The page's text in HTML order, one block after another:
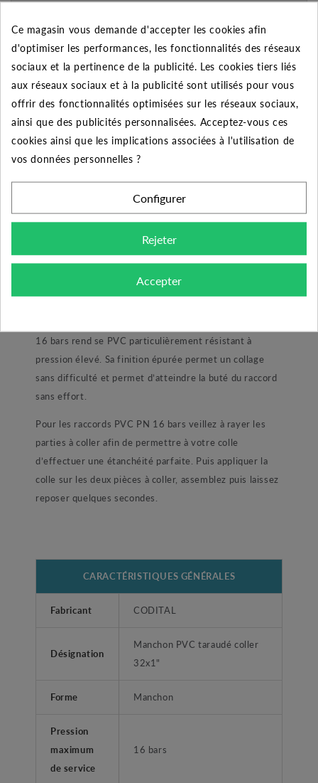
Quantité Vous économisez
5 2% Jusqu'à 0,11 €
50 10% Jusqu'à 5,30 €
DESCRIPTION DU PRODUIT
Découvrez la meilleure qualité des raccords PVC à
coller avec ce manchon 32x1" femelle sur les deux
raccordements. Un raccord performant prévue pour les
16 bars rend se PVC particulièrement résistant à
pression élevé. Sa finition épurée permet un collage
sans difficulté et permet d’atteindre la buté du raccord
sans effort.
Pour les raccords PVC PN 16 bars veillez à rayer les
parties à coller afin de permettre à votre colle
d’effectuer une étanchéité parfaite. Puis appliquer la
colle sur les deux pièces à coller, assemblez puis laissez
reposer quelques secondes.
CARACTÉRISTIQUES GÉNÉRALES
Fabricant CODITAL
Désignation
Manchon PVC taraudé coller
32x1"
Forme Manchon
Pression
maximum
de service
16 bars
Ce magasin vous demande d'accepter les cookies afin
d'optimiser les performances, les fonctionnalités des réseaux
sociaux et la pertinence de la publicité. Les cookies tiers liés
aux réseaux sociaux et à la publicité sont utilisés pour vous
offrir des fonctionnalités optimisées sur les réseaux sociaux,
ainsi que des publicités personnalisées. Acceptez-vous ces
cookies ainsi que les implications associées à l'utilisation de
vos données personnelles ?
Configurer
Rejeter
Accepter